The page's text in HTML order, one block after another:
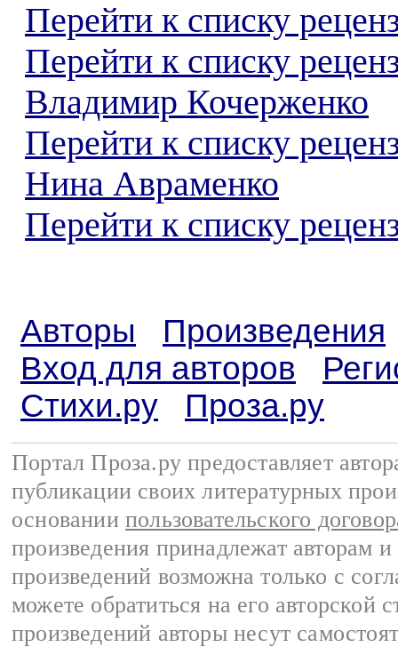
Перейти к списку
Перейти к списку
Владимир Кочерженко
Перейти к списку
Нина Авраменко
Перейти к списку
Авторы
Произведения
Вход для авторов
Стихи.ру
Проза.ру
Портал Проза.ру предоставляет
публикации своих литературных
основании пользовательского
произведения принадлежат авторам
произведений возможна только с
можете обратиться на его авторской
произведений авторы несут